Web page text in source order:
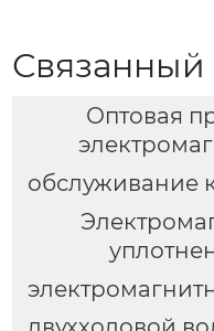
Связанный
Оптовая
обслуживание